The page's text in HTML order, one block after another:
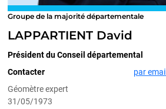
Groupe de la majorité départementale
LAPPARTIENT David
Président du Conseil départemental
Contacter
par email
Géomètre expert
31/05/1973